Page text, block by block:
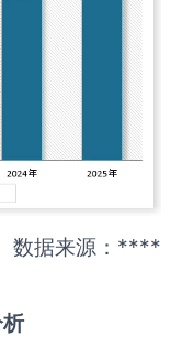
数据来源：****